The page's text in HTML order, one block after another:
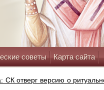
советы Карта сайта
СК отверг версию о